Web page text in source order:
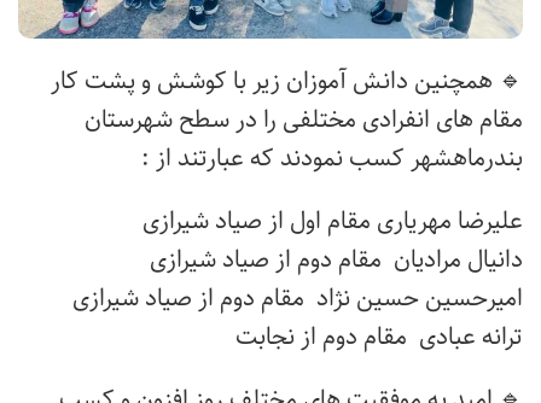
🔹 همچنین دانش آموزان زیر با کوشش و پشت کار
مقام های انفرادی مختلفی را در سطح شهرستان
بندرماهشهر کسب نمودند که عبارتند از :
علیرضا مهریاری مقام اول از صیاد شیرازی
دانیال مرادیان مقام دوم از صیاد شیرازی
امیرحسین حسین نژاد مقام دوم از صیاد شیرازی
ترانه عبادی مقام دوم از نجابت